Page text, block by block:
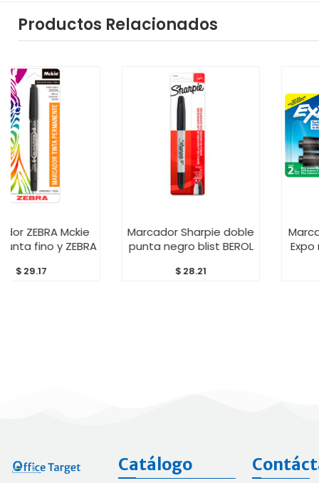
Productos Relacionados
Marcador Sharpie doble
punta negro blist BEROL
Marcador para
Expo negro bliste
Catálogo